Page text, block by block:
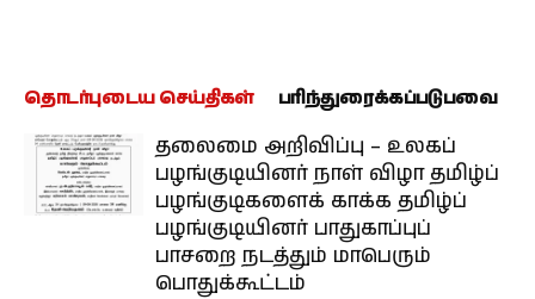
தொடர்புடைய செய்திகள் பரிந்துரைக்கப்படுபவை
தலைமை அறிவிப்பு – உலகப்
பழங்குடியினர் நாள் விழா தமிழ்ப்
பழங்குடிகளைக் காக்க தமிழ்ப்
பழங்குடியினர் பாதுகாப்புப்
பாசறை நடத்தும் மாபெரும்
பொதுக்கூட்டம்